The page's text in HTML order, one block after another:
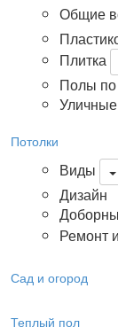
Общие
Плитка
Полы по
Потолки
Виды
Дизайн
Ремонт
Сад и огород
Теплый пол